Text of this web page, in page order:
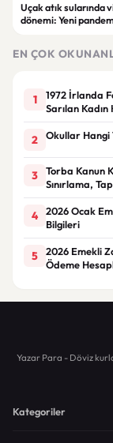
Uçak atık sularında
dönemi: Yeni
EN ÇOK
1
1972 İrlanda
Sarılan
2 Okullar Hangi
3
Torba Kanun
Sınırlama,
4
2026 Ocak
Bilgileri
5
2026 Emekli
Ödeme
Yazar Para - Döviz
Kategoriler